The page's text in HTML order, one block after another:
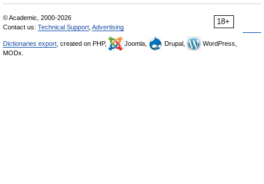
18+
© Academic, 2000-2026
Contact us: Technical Support Advertising
Dictionaries export , created on PHP, Joomla, Drupal,
WordPress,
MODx.